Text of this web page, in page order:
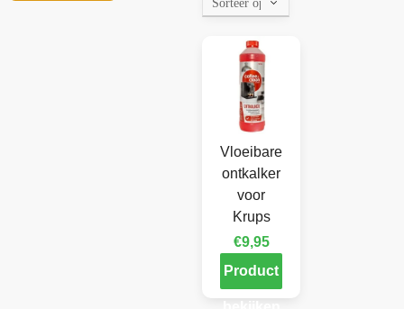
Vloeibare
ontkalker
voor
Krups
€9,95
Product